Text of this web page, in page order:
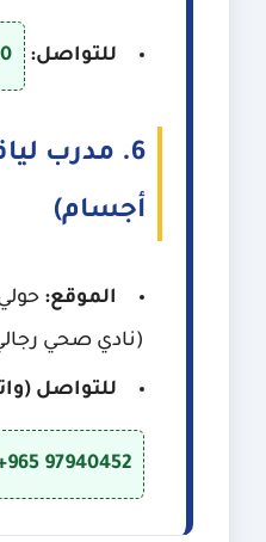
للتواصل:
6. مدرب
أجسام)
الموقع:
(نادي صحي
للتواصل
97940452